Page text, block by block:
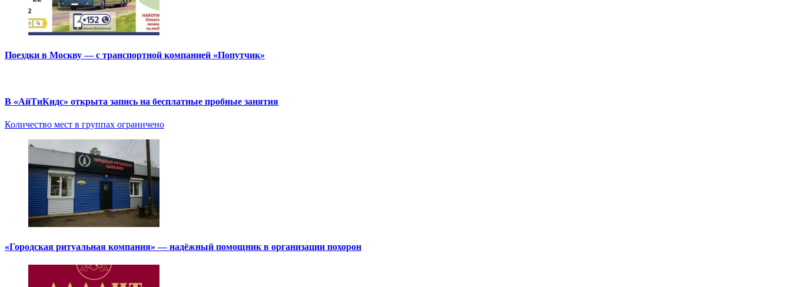
Поездки в Москву — с транспортной компанией «Попутчик»
В «АйТиКидс» открыта запись на бесплатные пробные занятия
Количество мест в группах ограничено
«Городская ритуальная компания» — надёжный помощник в организации похорон